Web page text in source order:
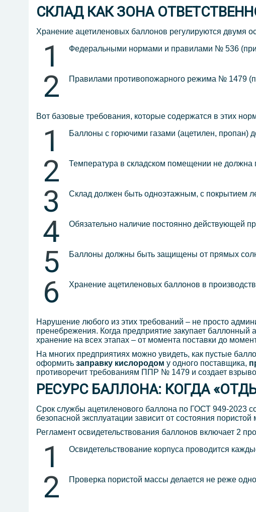
СКЛАД КАК ЗОНА
Хранение ацетиленовых баллонов регулируются двумя
Федеральными нормами и правилами № 536
Правилами противопожарного режима № 1479
Вот базовые требования, которые содержатся в этих
Баллоны с горючими газами (ацетилен, пропан)
Температура в складском помещении не должна
Склад должен быть одноэтажным, с покрытием
Обязательно наличие постоянно действующей
Баллоны должны быть защищены от прямых
Хранение ацетиленовых баллонов в
Нарушение любого из этих требований – не просто
пренебрежения. Когда предприятие закупает баллонный
хранение на всех этапах – от момента поставки до
На многих предприятиях можно увидеть, как пустые
оформить заправку кислородом у одного поставщика,
противоречит требованиям ППР № 1479 и создает
РЕСУРС БАЛЛОНА: КОГДА
Срок службы ацетиленового баллона по ГОСТ 949-2023
безопасной эксплуатации зависит от состояния
Регламент освидетельствования баллонов включает 2
Освидетельствование корпуса проводится
Проверка пористой массы делается не реже